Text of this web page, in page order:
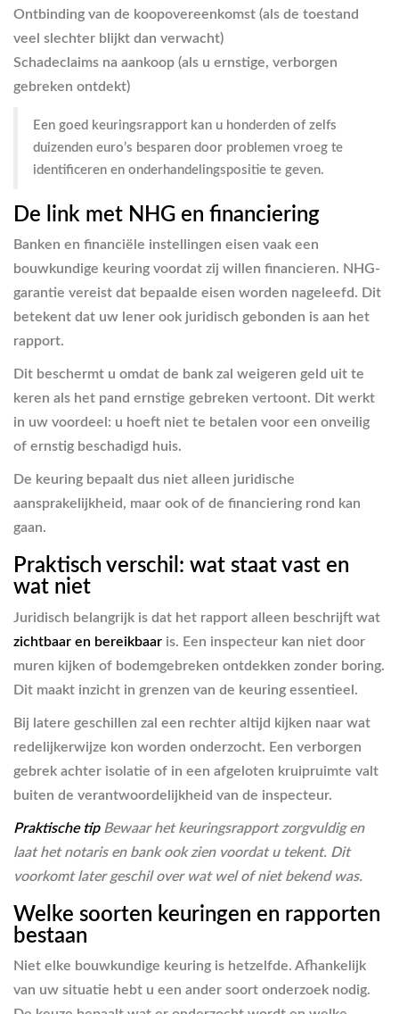
Ontbinding van de koopovereenkomst (als de toestand
veel slechter blijkt dan verwacht)
Schadeclaims na aankoop (als u ernstige, verborgen
gebreken ontdekt)
Een goed keuringsrapport kan u honderden of zelfs
duizenden euro’s besparen door problemen vroeg te
identificeren en onderhandelingspositie te geven.
De link met NHG en financiering
Banken en financiële instellingen eisen vaak een
bouwkundige keuring voordat zij willen financieren. NHG-
garantie vereist dat bepaalde eisen worden nageleefd. Dit
betekent dat uw lener ook juridisch gebonden is aan het
rapport.
Dit beschermt u omdat de bank zal weigeren geld uit te
keren als het pand ernstige gebreken vertoont. Dit werkt
in uw voordeel: u hoeft niet te betalen voor een onveilig
of ernstig beschadigd huis.
De keuring bepaalt dus niet alleen juridische
aansprakelijkheid, maar ook of de financiering rond kan
gaan.
Praktisch verschil: wat staat vast en
wat niet
Juridisch belangrijk is dat het rapport alleen beschrijft wat
zichtbaar en bereikbaar is. Een inspecteur kan niet door
muren kijken of bodemgebreken ontdekken zonder boring.
Dit maakt inzicht in grenzen van de keuring essentieel.
Bij latere geschillen zal een rechter altijd kijken naar wat
redelijkerwijze kon worden onderzocht. Een verborgen
gebrek achter isolatie of in een afgeloten kruipruimte valt
buiten de verantwoordelijkheid van de inspecteur.
Praktische tip Bewaar het keuringsrapport zorgvuldig en
laat het notaris en bank ook zien voordat u tekent. Dit
voorkomt later geschil over wat wel of niet bekend was.
Welke soorten keuringen en rapporten
bestaan
Niet elke bouwkundige keuring is hetzelfde. Afhankelijk
van uw situatie hebt u een ander soort onderzoek nodig.